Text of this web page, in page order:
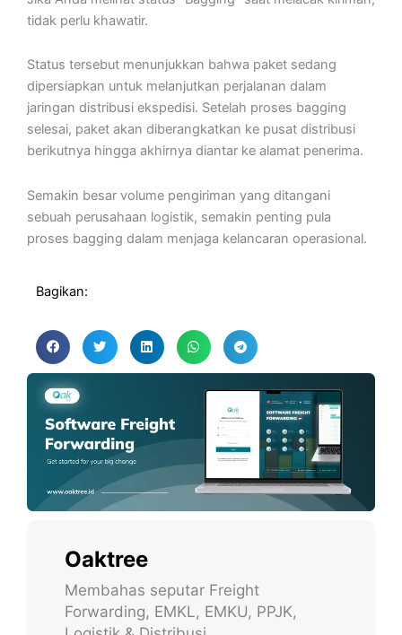
tidak perlu khawatir.
Status tersebut menunjukkan bahwa paket sedang
dipersiapkan untuk melanjutkan perjalanan dalam
jaringan distribusi ekspedisi. Setelah proses bagging
selesai, paket akan diberangkatkan ke pusat distribusi
berikutnya hingga akhirnya diantar ke alamat penerima.
Semakin besar volume pengiriman yang ditangani
sebuah perusahaan logistik, semakin penting pula
proses bagging dalam menjaga kelancaran operasional.
Bagikan:
Oaktree
Membahas seputar Freight
Forwarding, EMKL, EMKU, PPJK,